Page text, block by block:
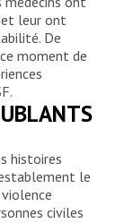
leur ont
De
moment de
histoires
le
civiles